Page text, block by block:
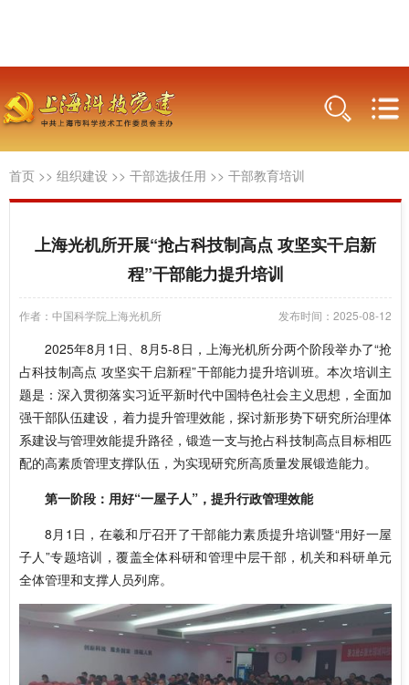
首页 >> 组织建设 >> 干部选拔任用 >> 干部教育培训
上海光机所开展“抢占科技制高点 攻坚实干启新
程”干部能力提升培训
作者：中国科学院上海光机所 发布时间：2025-08-12
2025年8月1日、8月5-8日，上海光机所分两个阶段举办了“抢
占科技制高点 攻坚实干启新程”干部能力提升培训班。本次培训主
题是：深入贯彻落实习近平新时代中国特色社会主义思想，全面加
强干部队伍建设，着力提升管理效能，探讨新形势下研究所治理体
系建设与管理效能提升路径，锻造一支与抢占科技制高点目标相匹
配的高素质管理支撑队伍，为实现研究所高质量发展锻造能力。
第一阶段：用好“一屋子人”，提升行政管理效能
8月1日，在羲和厅召开了干部能力素质提升培训暨“用好一屋
子人”专题培训，覆盖全体科研和管理中层干部，机关和科研单元
全体管理和支撑人员列席。